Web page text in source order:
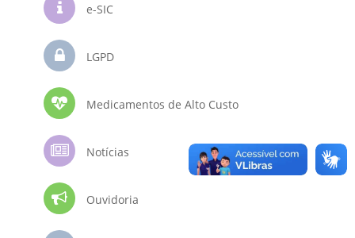
e-SIC
LGPD
Medicamentos de Alto Custo
Notícias
Ouvidoria